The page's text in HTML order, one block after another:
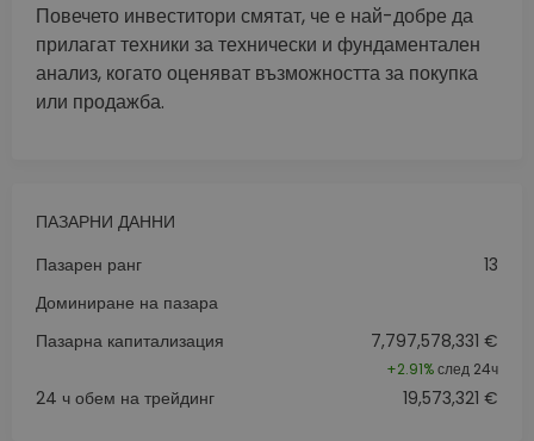
Повечето инвеститори смятат, че е най-добре да
прилагат техники за технически и фундаментален
анализ, когато оценяват възможността за покупка
или продажба.
ПАЗАРНИ ДАННИ
Пазарен ранг
13
Доминиране на пазара
Пазарна капитализация
7,797,578,331 €
+2.91%след 24ч
24 ч обем на трейдинг 19,573,321 €